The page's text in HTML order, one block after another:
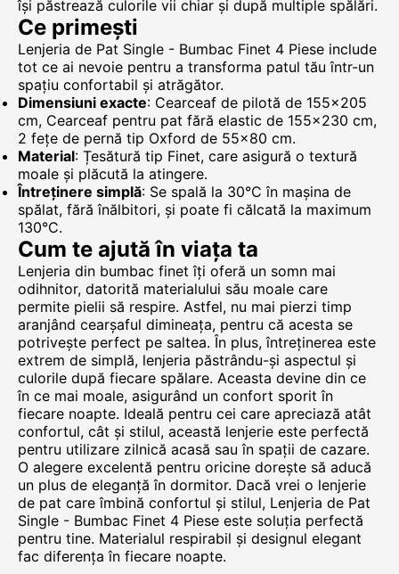
își păstrează culorile vii chiar și după multiple spălări.
Ce primești
Lenjeria de Pat Single - Bumbac Finet 4 Piese include
tot ce ai nevoie pentru a transforma patul tău într-un
spațiu confortabil și atrăgător.
Dimensiuni exacte: Cearceaf de pilotă de 155x205
cm, Cearceaf pentru pat fără elastic de 155x230 cm,
2 fețe de pernă tip Oxford de 55x80 cm.
Material: Țesătură tip Finet, care asigură o textură
moale și plăcută la atingere.
Întreținere simplă: Se spală la 30°C în mașina de
spălat, fără înălbitori, și poate fi călcată la maximum
130°C.
Cum te ajută în viața ta
Lenjeria din bumbac finet îți oferă un somn mai
odihnitor, datorită materialului său moale care
permite pielii să respire. Astfel, nu mai pierzi timp
aranjând cearșaful dimineața, pentru că acesta se
potrivește perfect pe saltea. În plus, întreținerea este
extrem de simplă, lenjeria păstrându-și aspectul și
culorile după fiecare spălare. Aceasta devine din ce
în ce mai moale, asigurând un confort sporit în
fiecare noapte. Ideală pentru cei care apreciază atât
confortul, cât și stilul, această lenjerie este perfectă
pentru utilizare zilnică acasă sau în spații de cazare.
O alegere excelentă pentru oricine dorește să aducă
un plus de eleganță în dormitor. Dacă vrei o lenjerie
de pat care îmbină confortul și stilul, Lenjeria de Pat
Single - Bumbac Finet 4 Piese este soluția perfectă
pentru tine. Materialul respirabil și designul elegant
fac diferența în fiecare noapte.